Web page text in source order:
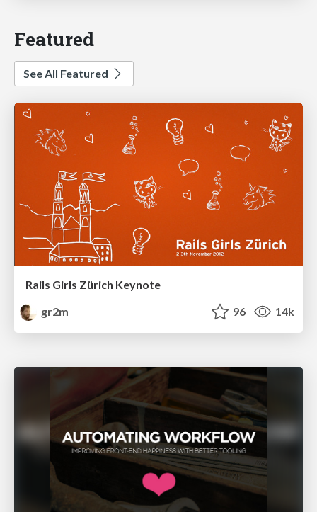
Featured
See All Featured
Rails Girls Zürich Keynote
gr2m
96 14k